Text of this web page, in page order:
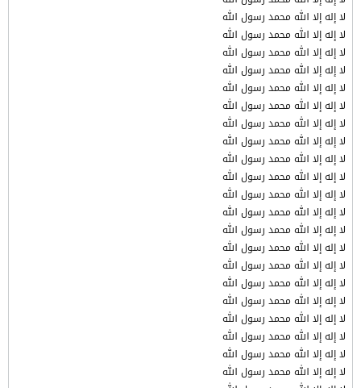
لا إله إلا الله محمد رسول الله
لا إله إلا الله محمد رسول الله
لا إله إلا الله محمد رسول الله
لا إله إلا الله محمد رسول الله
لا إله إلا الله محمد رسول الله
لا إله إلا الله محمد رسول الله
لا إله إلا الله محمد رسول الله
لا إله إلا الله محمد رسول الله
لا إله إلا الله محمد رسول الله
لا إله إلا الله محمد رسول الله
لا إله إلا الله محمد رسول الله
لا إله إلا الله محمد رسول الله
لا إله إلا الله محمد رسول الله
لا إله إلا الله محمد رسول الله
لا إله إلا الله محمد رسول الله
لا إله إلا الله محمد رسول الله
لا إله إلا الله محمد رسول الله
لا إله إلا الله محمد رسول الله
لا إله إلا الله محمد رسول الله
لا إله إلا الله محمد رسول الله
لا إله إلا الله محمد رسول الله